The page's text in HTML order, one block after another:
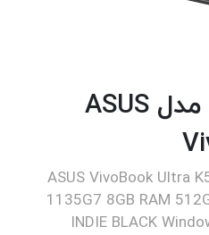
لپ تاپ ایسوس مدل ASUS
ASUS VivoBook Ultra
1135G7 8GB RAM
INDIE BLACK